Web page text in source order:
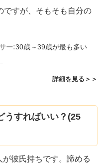
ですが、そもそも自分の
ー:30歳～39歳が最も多い
詳細を見る＞＞
うすればいい？(25
彼氏持ちです。諦める